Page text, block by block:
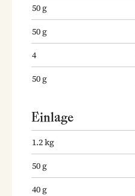
50g
50g
4
50g
Einlage
1.2kg
50g
40g